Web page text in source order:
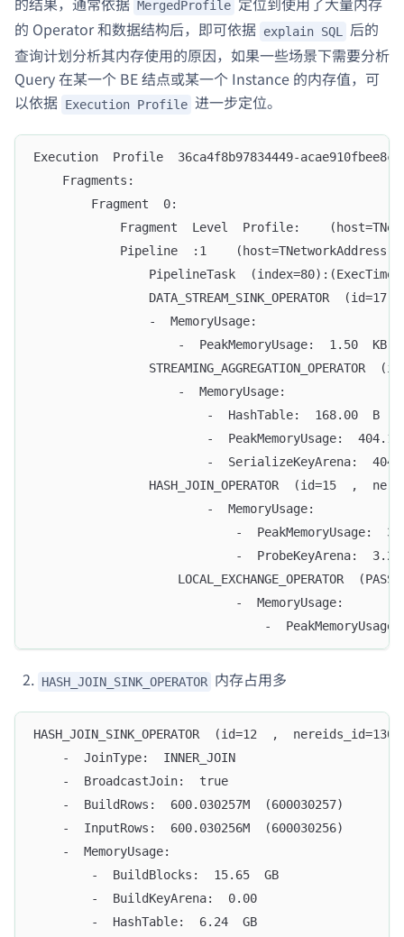
MergedProfile
的 Operator 和数据结构后，即可依据 explain SQL
后的
查询计划分析其内存使用的原因，如果一些场景下需要分析
Query 在某一个 BE 结点或某一个 Instance 的内存值，可
以依据 Execution Profile 进一步定位。
Execution  Profile  36ca4f8b97834449-
    Fragments:
        Fragment  0:
Fragment  Level  Profile:
Pipeline  :1
PipelineTask
DATA_STREAM_SINK_OPERATOR
                -  MemoryUsage:
                    -  PeakMemoryUsage:  1.50  KB
STREAMING_AGGREGATION_OPERATOR
                    -  MemoryUsage:
                        -  HashTable:  168.00  B
-  PeakMemoryUsage:  404.16
-  SerializeKeyArena:
HASH_JOIN_OPERATOR  (id=15  ,
                        -  MemoryUsage:
-  PeakMemoryUsage:
-  ProbeKeyArena:  3.22
LOCAL_EXCHANGE_OPERATOR
                            -  MemoryUsage:
-
HASH_JOIN_SINK_OPERATOR 内存占用多
HASH_JOIN_SINK_OPERATOR  (id=12  ,
    -  JoinType:  INNER_JOIN
    -  BroadcastJoin:  true
    -  BuildRows:  600.030257M  (600030257)
    -  InputRows:  600.030256M  (600030256)
    -  MemoryUsage:
        -  BuildBlocks:  15.65  GB
        -  BuildKeyArena:  0.00
        -  HashTable:  6.24  GB